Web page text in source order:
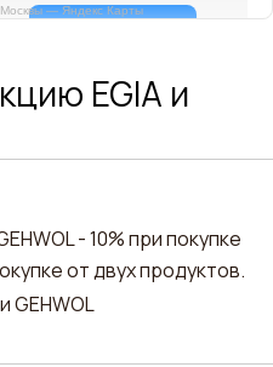
— Яндекс Карты
EGIA и
- 10% при покупке
от двух продуктов.